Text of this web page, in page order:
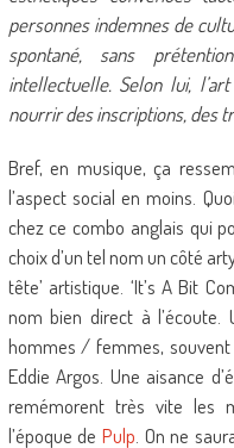
personnes indemnes de
spontané, sans
intellectuelle. Selon lui,
nourrir des inscriptions, des
Bref, en musique, ça
l’aspect social en moins.
chez ce combo anglais qui
choix d’un tel nom un côté
tête’ artistique. ‘It’s A Bit
nom bien direct à
hommes / femmes, souvent
Eddie Argos. Une aisance
remémorent très vite les
l’époque de Pulp . On ne